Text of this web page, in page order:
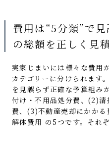
費用は“5分類”で
の総額を正しく見
実家じまいには様々な費用
カテゴリーに分けられます
を見誤らず正確な予算組み
付け・不用品処分費、(2)
費、(3)不動産売却にかか
解体費用 の5つです。それ